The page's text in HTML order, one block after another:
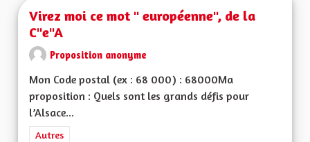
Virez moi ce mot " européenne", de la
C"e"A
Proposition anonyme
Mon Code postal (ex : 68 000) : 68000Ma
proposition : Quels sont les grands défis pour
l’Alsace...
Filtrer les résultats de la catégorie : Autres
Autres